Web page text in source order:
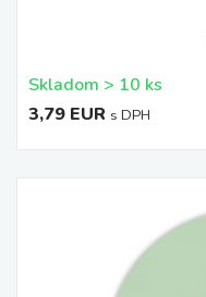
Skladom > 10 ks
3,79 EUR s DPH